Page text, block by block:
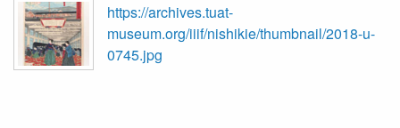
https://archives.tuat-
museum.org/iiif/nishikie/thumbnail/2018-u-
0745.jpg